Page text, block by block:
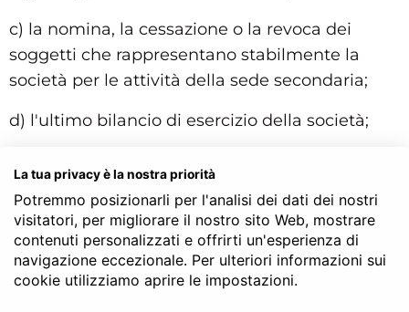
c) la nomina, la cessazione o la revoca dei
soggetti che rappresentano stabilmente la
società per le attività della sede secondaria;
d) l'ultimo bilancio di esercizio della società;
come documento separato, della società, e le
relative modifiche;
f) una dichiarazione resa dai soggetti che
rappresentano stabilmente la società per le
La tua privacy è la nostra priorità
Potremmo posizionarli per l'analisi dei dati dei nostri
visitatori, per migliorare il nostro sito Web, mostrare
contenuti personalizzati e offrirti un'esperienza di
navigazione eccezionale. Per ulteriori informazioni sui
cookie utilizziamo aprire le impostazioni.